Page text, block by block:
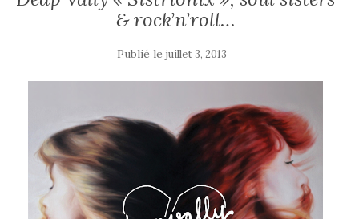
& rock’n’roll…
Publié le juillet 3, 2013